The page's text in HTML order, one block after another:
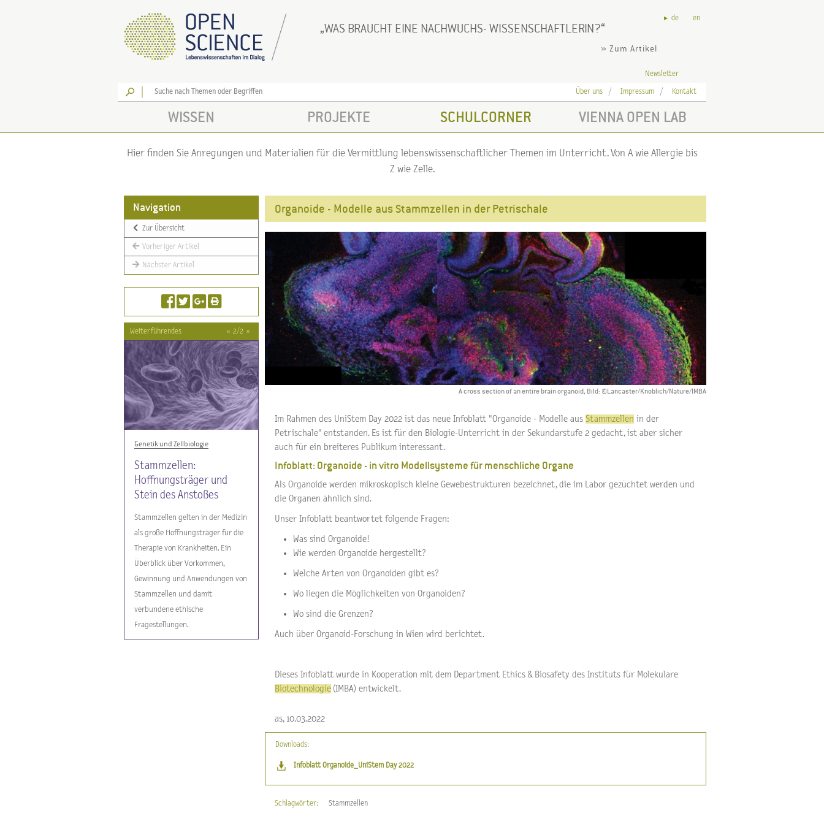
WAS BRAUCHT EINE NACHWUCHS- WISSENSCHAFTLERIN?
» Zum Artikel
de en
Newsletter
Los
Über uns Impressum Kontakt
WISSEN PROJEKTE SCHULCORNER VIENNA OPEN LAB
Hier finden Sie Anregungen und Materialien für die Vermittlung lebenswissenschaftlicher Themen im Unterricht. Von A wie Allergie bis
Z wie Zelle.
Navigation
Zur Übersicht
Vorheriger Artikel
Nächster Artikel
Weiterführendes « 2/2 »
Genetik und Zellbiologie
Unterrichtsmaterialien
Stammzellen und Ethik
Genetik und Zellbiologie
Stammzellen:
Hoffnungsträger und
Stein des Anstoßes
Stammzellen gelten in der Medizin
als große Hoffnungsträger für die
Therapie von Krankheiten. Ein
Überblick über Vorkommen,
Gewinnung und Anwendungen von
Stammzellen und damit
verbundene ethische
Fragestellungen.
Organoide - Modelle aus Stammzellen in der Petrischale
A cross section of an entire brain organoid, Bild: ©Lancaster/Knoblich/Nature/IMBA
Im Rahmen des UniStem Day 2022 ist das neue Infoblatt "Organoide - Modelle aus Stammzellen in der
Petrischale" entstanden. Es ist für den Biologie-Unterricht in der Sekundarstufe 2 gedacht, ist aber sicher
auch für ein breiteres Publikum interessant.
Infoblatt: Organoide - in vitro Modellsysteme für menschliche Organe
Als Organoide werden mikroskopisch kleine Gewebestrukturen bezeichnet, die im Labor gezüchtet werden und
die Organen ähnlich sind.
Unser Infoblatt beantwortet folgende Fragen:
Was sind Organoide!
Wie werden Organoide hergestellt?
Welche Arten von Organoiden gibt es?
Wo liegen die Möglichkeiten von Organoiden?
Wo sind die Grenzen?
Auch über Organoid-Forschung in Wien wird berichtet.
Dieses Infoblatt wurde in Kooperation mit dem Department Ethics & Biosafety des Instituts für Molekulare
Biotechnologie (IMBA) entwickelt.
as, 10.03.2022
Downloads:
Infoblatt Organoide_UniStem Day 2022
Schlagwörter: Stammzellen